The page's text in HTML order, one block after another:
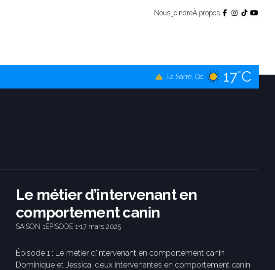
Nous joindreÀ propos
La Sarre, Qc 17°C
19°C
Le métier d’intervenant en
comportement canin
SAISON 1 ÉPISODE 1•17 mars 2025
Épisode 1 : Le métier d’intervenant en comportement canin
Dominique et Jessica, deux intervenantes en comportement canin